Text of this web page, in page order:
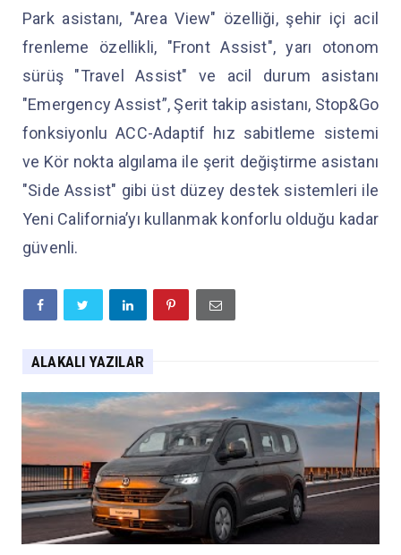
Park asistanı, "Area View" özelliği, şehir içi acil
frenleme özellikli, "Front Assist", yarı otonom
sürüş "Travel Assist" ve acil durum asistanı
"Emergency Assist”, Şerit takip asistanı, Stop&Go
fonksiyonlu ACC-Adaptif hız sabitleme sistemi
ve Kör nokta algılama ile şerit değiştirme asistanı
"Side Assist" gibi üst düzey destek sistemleri ile
Yeni California’yı kullanmak konforlu olduğu kadar
güvenli.
ALAKALI YAZILAR